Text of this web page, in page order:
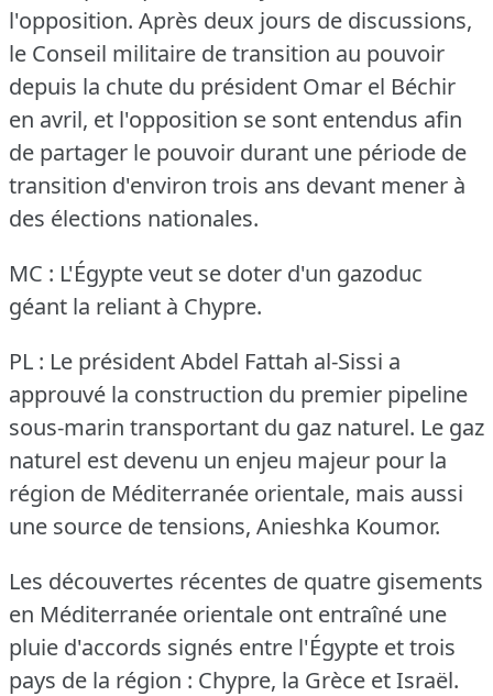
l'opposition. Après deux jours de discussions,
le Conseil militaire de transition au pouvoir
depuis la chute du président Omar el Béchir
en avril, et l'opposition se sont entendus afin
de partager le pouvoir durant une période de
transition d'environ trois ans devant mener à
des élections nationales.
MC : L'Égypte veut se doter d'un gazoduc
géant la reliant à Chypre.
PL : Le président Abdel Fattah al-Sissi a
approuvé la construction du premier pipeline
sous-marin transportant du gaz naturel. Le gaz
naturel est devenu un enjeu majeur pour la
région de Méditerranée orientale, mais aussi
une source de tensions, Anieshka Koumor.
Les découvertes récentes de quatre gisements
en Méditerranée orientale ont entraîné une
pluie d'accords signés entre l'Égypte et trois
pays de la région : Chypre, la Grèce et Israël.